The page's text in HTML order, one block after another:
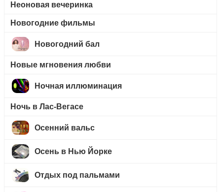
Неоновая вечеринка
Новогодние фильмы
Новогодний бал
Новые мгновения любви
Ночная иллюминация
Ночь в Лас-Вегасе
Осенний вальс
Осень в Нью Йорке
Отдых под пальмами